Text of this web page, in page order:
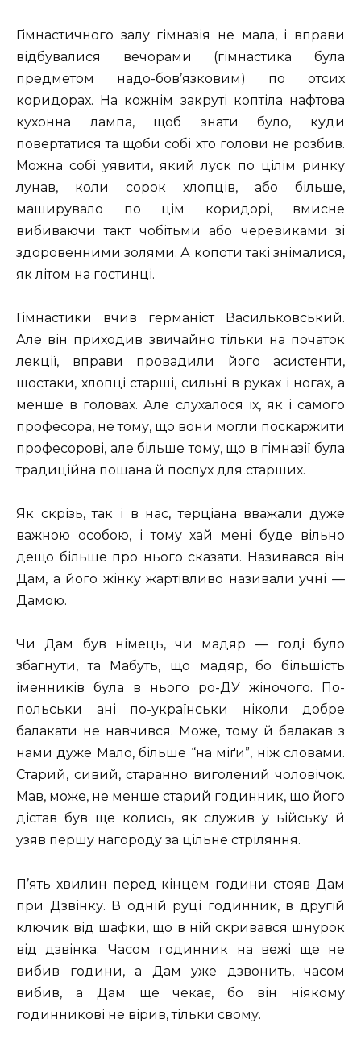
Гімнастичного залу гімназія не мала, і вправи
відбувалися вечорами (гімнастика була
предметом надо-бов’язковим) по отсих
коридорах. На кожнім закруті коптіла нафтова
кухонна лампа, щоб знати було, куди
повертатися та щоби собі хто голови не розбив.
Можна собі уявити, який луск по цілім ринку
лунав, коли сорок хлопців, або більше,
маширувало по цім коридорі, вмисне
вибиваючи такт чобітьми або черевиками зі
здоровенними золями. А копоти такі знімалися,
як літом на гостинці.
Гімнастики вчив германіст Васильковський.
Але він приходив звичайно тільки на початок
лекції, вправи провадили його асистенти,
шостаки, хлопці старші, сильні в руках і ногах, а
менше в головах. Але слухалося їх, як і самого
професора, не тому, що вони могли поскаржити
професорові, але більше тому, що в гімназії була
традиційна пошана й послух для старших.
Як скрізь, так і в нас, терціана вважали дуже
важною особою, і тому хай мені буде вільно
дещо більше про нього сказати. Називався він
Дам, а його жінку жартівливо називали учні —
Дамою.
Чи Дам був німець, чи мадяр — годі було
збагнути, та Мабуть, що мадяр, бо більшість
іменників була в нього ро-ДУ жіночого. По-
польськи ані по-українськи ніколи добре
балакати не навчився. Може, тому й балакав з
нами дуже Мало, більше “на міґи”, ніж словами.
Старий, сивий, старанно виголений чоловічок.
Мав, може, не менше старий годинник, що його
дістав був ще колись, як служив у ьійську й
узяв першу нагороду за цільне стріляння.
П’ять хвилин перед кінцем години стояв Дам
при Дзвінку. В одній руці годинник, в другій
ключик від шафки, що в ній скривався шнурок
від дзвінка. Часом годинник на вежі ще не
вибив години, а Дам уже дзвонить, часом
вибив, а Дам ще чекає, бо він ніякому
годинникові не вірив, тільки свому.